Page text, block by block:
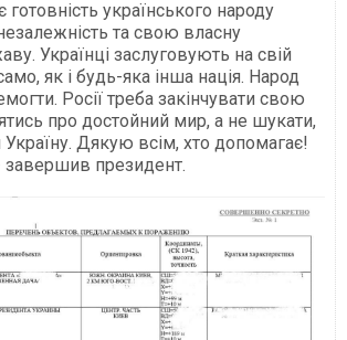
готовність українського народу
та свою власну
Українці заслуговують на свій
як і будь-яка інша нація. Народ
Росії треба закінчувати свою
про достойний мир, а не шукати,
Дякую всім, хто допомагає!
завершив президент.